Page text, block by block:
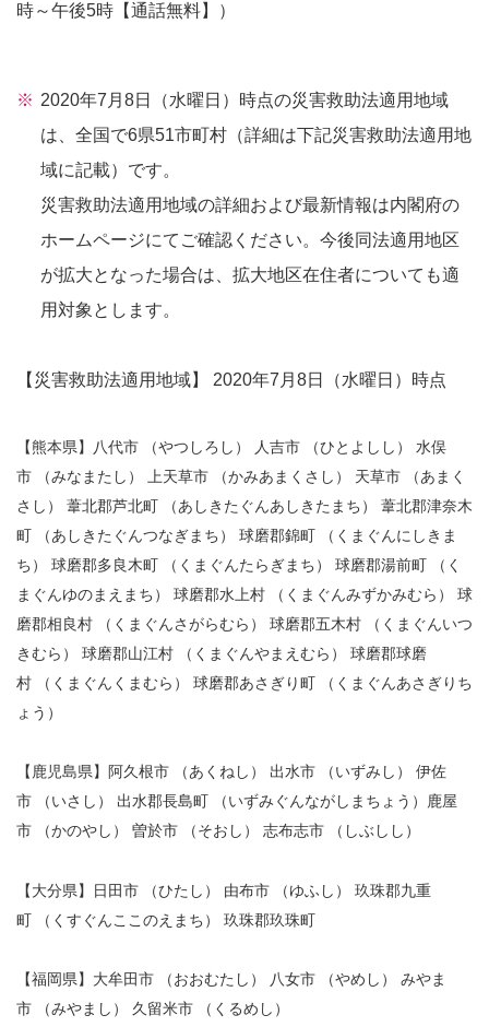
時～午後5時【通話無料】）
2020年7月8日（水曜日）時点の災害救助法適用地域
は、全国で6県51市町村（詳細は下記災害救助法適用地
域に記載）です。
災害救助法適用地域の詳細および最新情報は内閣府の
ホームページにてご確認ください。今後同法適用地区
が拡大となった場合は、拡大地区在住者についても適
用対象とします。
【災害救助法適用地域】 2020年7月8日（水曜日）時点
【熊本県】八代市 （やつしろし） 人吉市 （ひとよしし） 水俣
市 （みなまたし） 上天草市 （かみあまくさし） 天草市 （あまく
さし） 葦北郡芦北町 （あしきたぐんあしきたまち） 葦北郡津奈木
町 （あしきたぐんつなぎまち） 球磨郡錦町 （くまぐんにしきま
ち） 球磨郡多良木町 （くまぐんたらぎまち） 球磨郡湯前町 （く
まぐんゆのまえまち） 球磨郡水上村 （くまぐんみずかみむら） 球
磨郡相良村 （くまぐんさがらむら） 球磨郡五木村 （くまぐんいつ
きむら） 球磨郡山江村 （くまぐんやまえむら） 球磨郡球磨
村 （くまぐんくまむら） 球磨郡あさぎり町 （くまぐんあさぎりち
ょう）
【鹿児島県】阿久根市 （あくねし） 出水市 （いずみし） 伊佐
市 （いさし） 出水郡長島町 （いずみぐんながしまちょう）鹿屋
市 （かのやし） 曽於市 （そおし） 志布志市 （しぶしし）
【大分県】日田市 （ひたし） 由布市 （ゆふし） 玖珠郡九重
町 （くすぐんここのえまち） 玖珠郡玖珠町
【福岡県】大牟田市 （おおむたし） 八女市 （やめし） みやま
市 （みやまし） 久留米市 （くるめし）